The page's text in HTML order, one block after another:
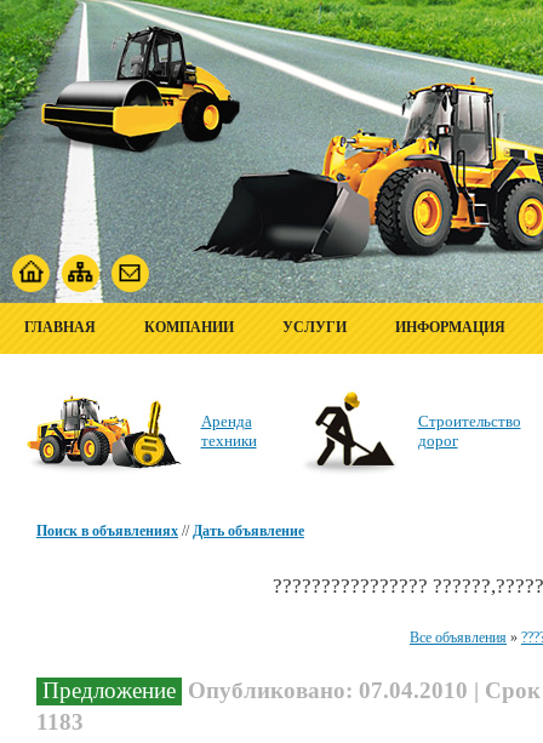
ГЛАВНАЯ КОМПАНИИ УСЛУГИ ИНФОРМАЦИЯ
Аренда
техники
Строительство
дорог
Поиск в объявлениях //Дать объявление
????????????????
Все объявления »
Предложение Опубликовано: 07.04.2010 |
1183